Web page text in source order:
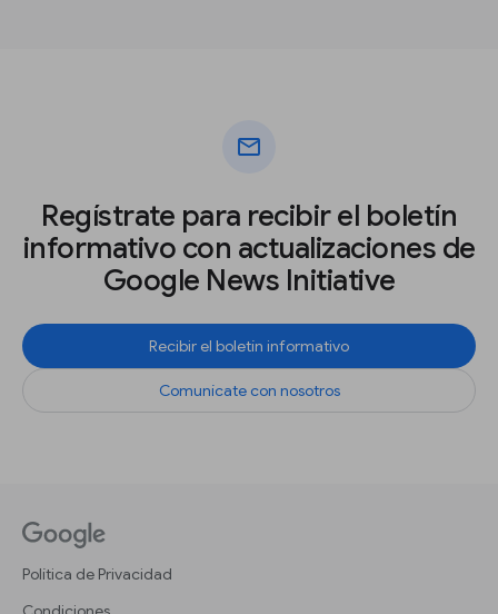
mail
Regístrate para recibir el boletín
informativo con actualizaciones de
Google News Initiative
Recibir el boletín informativo
Comunícate con nosotros
Política de Privacidad